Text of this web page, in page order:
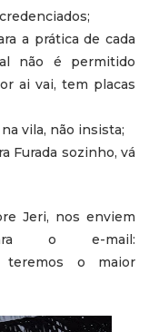
a prática de cada
não é permitido
ai vai, tem placas
vila, não insista;
Furada sozinho, vá
Jeri, nos enviem
o e-mail:
teremos o maior